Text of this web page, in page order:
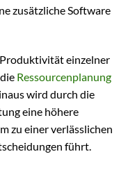
zusätzliche Software
einzelner
Ressourcenplanung
wird durch die
eine höhere
zu einer verlässlichen
führt.